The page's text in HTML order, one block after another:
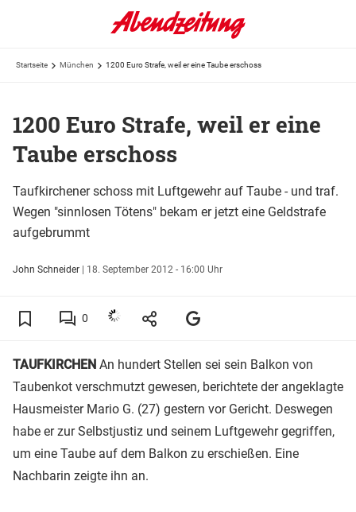
Startseite München 1200 Euro Strafe, weil er eine Taube erschoss
1200 Euro Strafe, weil er eine
Taube erschoss
Taufkirchener schoss mit Luftgewehr auf Taube - und traf.
Wegen "sinnlosen Tötens" bekam er jetzt eine Geldstrafe
aufgebrummt
John Schneider | 18. September 2012 - 16:00 Uhr
0
TAUFKIRCHEN An hundert Stellen sei sein Balkon von
Taubenkot verschmutzt gewesen, berichtete der angeklagte
Hausmeister Mario G. (27) gestern vor Gericht. Deswegen
habe er zur Selbstjustiz und seinem Luftgewehr gegriffen,
um eine Taube auf dem Balkon zu erschießen. Eine
Nachbarin zeigte ihn an.